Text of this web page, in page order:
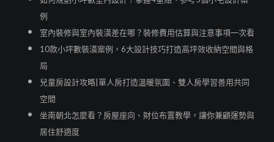
例
室內裝修與室內裝潢差在哪？裝修費用估算與注意事項一次看
10款小坪數裝潢案例，6大設計技巧打造高坪效收納空間與格
局
兒童房設計攻略|單人房打造溫暖氛圍、雙人房學習善用共同
空間
坐南朝北怎麼看？房屋座向、財位布置教學，讓你兼顧運勢與
居住舒適度